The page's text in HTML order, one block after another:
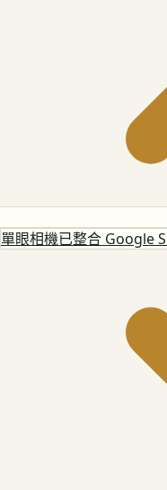
單眼相機已整合 Google